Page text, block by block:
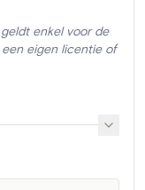
enkel voor de
eigen licentie of